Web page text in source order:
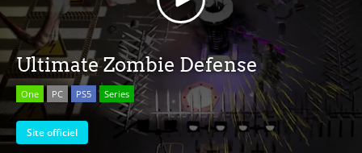
Ultimate Zombie Defense
One PC PS5 Series
Site officiel